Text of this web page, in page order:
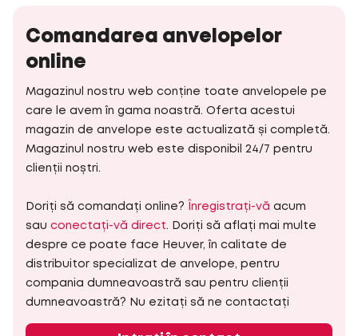
Comandarea anvelopelor
online
Magazinul nostru web conține toate anvelopele pe
care le avem în gama noastră. Oferta acestui
magazin de anvelope este actualizată și completă.
Magazinul nostru web este disponibil 24/7 pentru
clienții noștri.
Doriți să comandați online? Înregistrați-vă acum
sau conectați-vă direct. Doriți să aflați mai multe
despre ce poate face Heuver, în calitate de
distribuitor specializat de anvelope, pentru
compania dumneavoastră sau pentru clienții
dumneavoastră? Nu ezitați să ne contactați